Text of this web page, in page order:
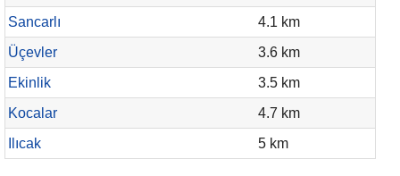
Sancarlı
4.1 km
Üçevler
3.6 km
Ekinlik
3.5 km
Kocalar
4.7 km
Ilıcak
5 km